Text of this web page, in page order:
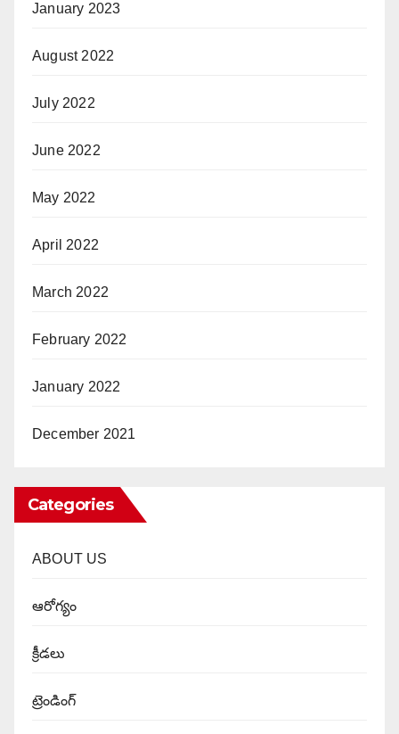
January 2023
August 2022
July 2022
June 2022
May 2022
April 2022
March 2022
February 2022
January 2022
December 2021
Categories
ABOUT US
ఆరోగ్యం
క్రీడలు
ట్రెండింగ్